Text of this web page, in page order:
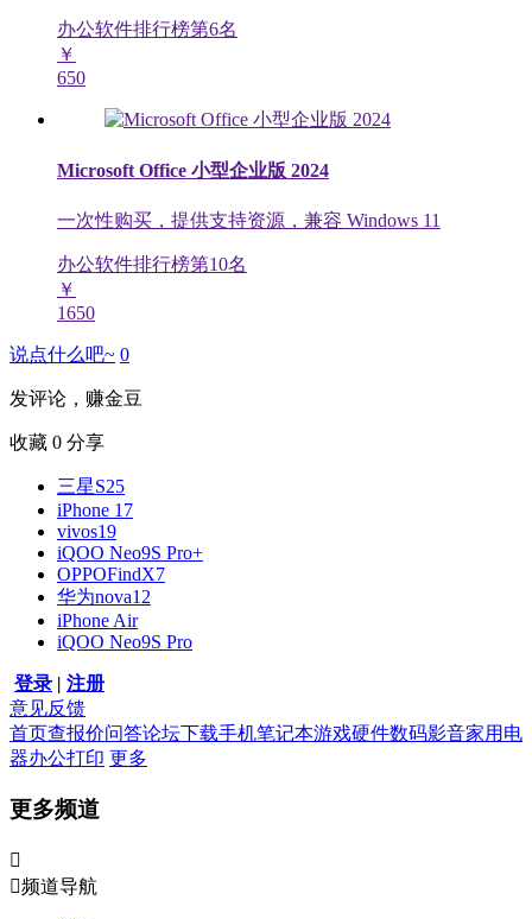
办公软件排行榜第6名
￥
650
Microsoft Office 小型企业版 2024
一次性购买，提供支持资源，兼容 Windows 11
办公软件排行榜第10名
￥
1650
说点什么吧~ 0
发评论，赚金豆
收藏 0 分享
三星S25
iPhone 17
vivos19
iQOO Neo9S Pro+
OPPOFindX7
华为nova12
iPhone Air
iQOO Neo9S Pro
登录 | 注册
意见反馈
首页查报价问答论坛下载手机笔记本游戏硬件数码影音家用电
器办公打印 更多
更多频道

频道导航